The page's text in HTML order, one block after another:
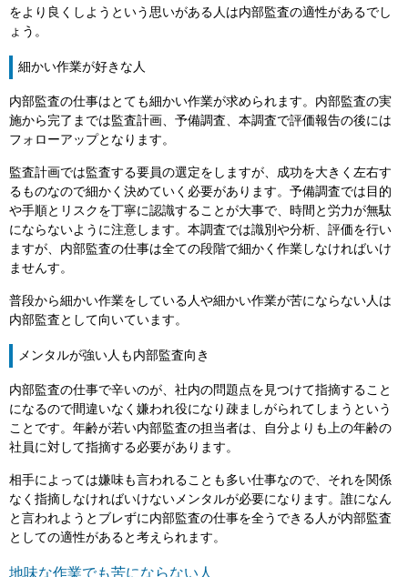
をより良くしようという思いがある人は内部監査の適性があるでし
ょう。
細かい作業が好きな人
内部監査の仕事はとても細かい作業が求められます。内部監査の実
施から完了までは監査計画、予備調査、本調査で評価報告の後には
フォローアップとなります。
監査計画では監査する要員の選定をしますが、成功を大きく左右す
るものなので細かく決めていく必要があります。予備調査では目的
や手順とリスクを丁寧に認識することが大事で、時間と労力が無駄
にならないように注意します。本調査では識別や分析、評価を行い
ますが、内部監査の仕事は全ての段階で細かく作業しなければいけ
ませんす。
普段から細かい作業をしている人や細かい作業が苦にならない人は
内部監査として向いています。
メンタルが強い人も内部監査向き
内部監査の仕事で辛いのが、社内の問題点を見つけて指摘すること
になるので間違いなく嫌われ役になり疎ましがられてしまうという
ことです。年齢が若い内部監査の担当者は、自分よりも上の年齢の
社員に対して指摘する必要があります。
相手によっては嫌味も言われることも多い仕事なので、それを関係
なく指摘しなければいけないメンタルが必要になります。誰になん
と言われようとブレずに内部監査の仕事を全うできる人が内部監査
としての適性があると考えられます。
地味な作業でも苦にならない人